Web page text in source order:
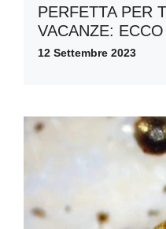
PERFETTA PER
VACANZE:
12 Settembre 2023